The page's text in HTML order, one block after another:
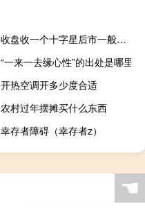
收盘收一个十字星后市一般是好还是坏
“一来一去缘心性”的出处是哪里
开热空调开多少度合适
农村过年摆摊买什么东西
幸存者障碍（幸存者z）
☚